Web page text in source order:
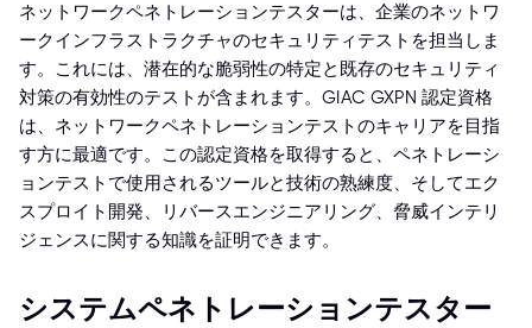
ネットワークペネトレーションテスターは、企業のネットワ
ークインフラストラクチャのセキュリティテストを担当しま
す。これには、潜在的な脆弱性の特定と既存のセキュリティ
対策の有効性のテストが含まれます。GIAC GXPN 認定資格
は、ネットワークペネトレーションテストのキャリアを目指
す方に最適です。この認定資格を取得すると、ペネトレーシ
ョンテストで使用されるツールと技術の熟練度、そしてエク
スプロイト開発、リバースエンジニアリング、脅威インテリ
ジェンスに関する知識を証明できます。
システムペネトレーションテスター